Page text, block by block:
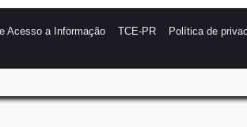
Acesso a Informação TCE-PR
Política de